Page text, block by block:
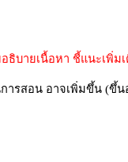
ธิบายเนื้อหา ชี้แนะเ
ารสอน อาจเพิ่มขึ้น (ขึ้